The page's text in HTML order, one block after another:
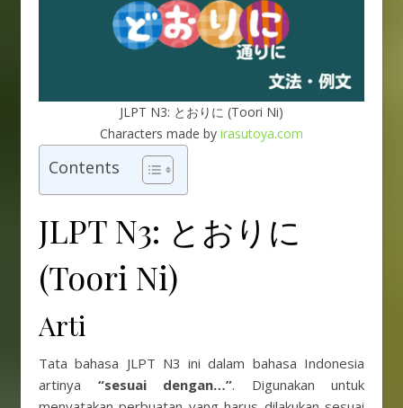
JLPT N3: とおりに (Toori Ni)
Characters made by irasutoya.com
Contents
JLPT N3: とおりに
(Toori Ni)
Arti
Tata bahasa JLPT N3 ini dalam bahasa Indonesia
artinya “sesuai dengan…”. Digunakan untuk